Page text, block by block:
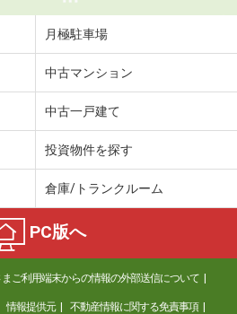
目
2,390万円
静岡県磐田市今之浦３
68.7m²
3LDK
月極駐車場
中古マンション
中古一戸建て
投資物件を探す
倉庫/トランクルーム
PC版へ
まご利用端末からの情報の外部送信について
情報提供元 不動産情報に関する免責事項